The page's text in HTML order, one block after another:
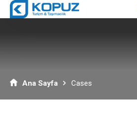
Ana Sayfa Cases